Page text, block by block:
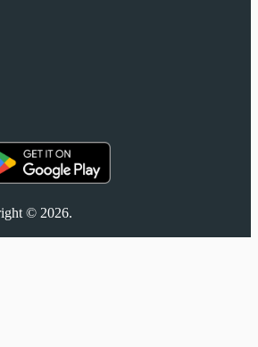
© 2026.